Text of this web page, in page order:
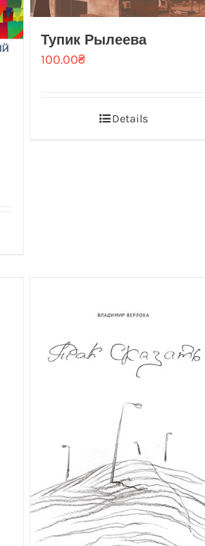
Тупик Рылеева
100.00₴
Details